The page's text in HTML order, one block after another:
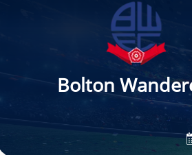
Bolton